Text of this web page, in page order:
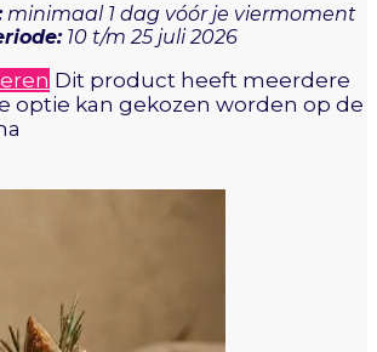
minimaal 1 dag vóór je viermoment
10 t/m 25 juli 2026
Dit product heeft meerdere
optie kan gekozen worden op de